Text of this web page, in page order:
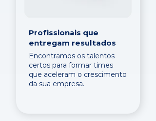
Profissionais que
entregam resultados
Encontramos os talentos
certos para formar times
que aceleram o crescimento
da sua empresa.